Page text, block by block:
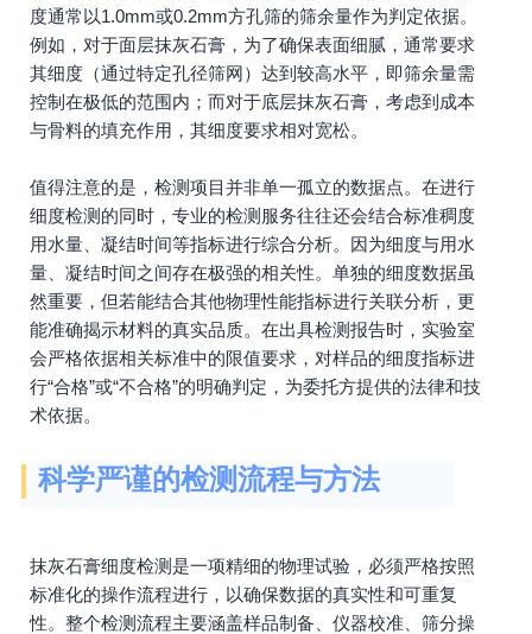
度通常以1.0mm或0.2mm方孔筛的筛余量作为判定依据。
例如，对于面层抹灰石膏，为了确保表面细腻，通常要求
其细度（通过特定孔径筛网）达到较高水平，即筛余量需
控制在极低的范围内；而对于底层抹灰石膏，考虑到成本
与骨料的填充作用，其细度要求相对宽松。
值得注意的是，检测项目并非单一孤立的数据点。在进行
细度检测的同时，专业的检测服务往往还会结合标准稠度
用水量、凝结时间等指标进行综合分析。因为细度与用水
量、凝结时间之间存在极强的相关性。单独的细度数据虽
然重要，但若能结合其他物理性能指标进行关联分析，更
能准确揭示材料的真实品质。在出具检测报告时，实验室
会严格依据相关标准中的限值要求，对样品的细度指标进
行“合格”或“不合格”的明确判定，为委托方提供的法律和技
术依据。
科学严谨的检测流程与方法
抹灰石膏细度检测是一项精细的物理试验，必须严格按照
标准化的操作流程进行，以确保数据的真实性和可重复
性。整个检测流程主要涵盖样品制备、仪器校准、筛分操